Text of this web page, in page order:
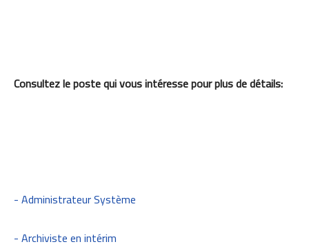
Consultez le poste qui vous intéresse pour plus de détails:
- Administrateur Système
- Archiviste en intérim